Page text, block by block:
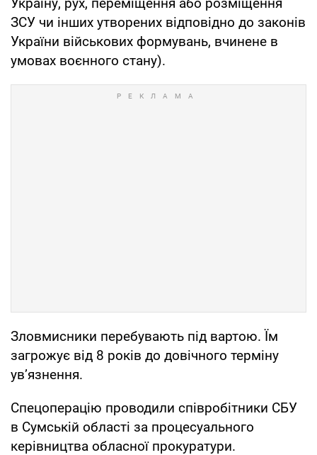
ЗСУ чи інших утворених відповідно до законів
України військових формувань, вчинене в
умовах воєнного стану).
Зловмисники перебувають під вартою. Їм
загрожує від 8 років до довічного терміну
ув’язнення.
Спецоперацію проводили співробітники СБУ
в Сумській області за процесуального
керівництва обласної прокуратури.